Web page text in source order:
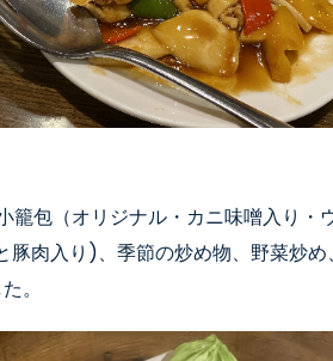
籠包（オリジナル・カニ味噌入り ・
豚肉入り )、季節の炒め物、野菜炒
。